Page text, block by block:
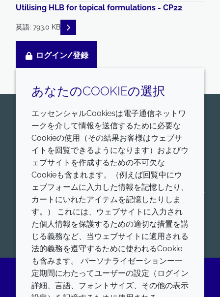
Utilising HLB for topical formulations - CP22
英語: 793.0 KB READ DESCRIPTIONS
ログイン/登録
お問い合わせはこちら
Croda Pharmaは、ヒトおよび動物に適用する、医薬
品賦形剤、ワクチンアジュバント、脂質送達システム
の世界的リーダーです。我々の薬物送達プラットフォ
ームの詳細をご覧ください。低分子送達、タンパク質
送達、核酸送達、アジュバントシステム、コンシュー
マーヘルスなど、ヒト用および動物用の各薬物送達プ
ラットフォームにおける製品を、幅広く提供していま
す。
開始
あなたのCOOKIEの選択
エッセンシャルCookiesは電子通信ネットワ
ークを介して情報を送信するために必要な
Cookieの使用（その結果お客様はウェブサ
イトを回覧できるようになります）およびウ
ェブサイトを作成するための不可欠な
Cookieも含まれます。（例えば回覧中にウ
ェブフォームに入力した情報を記憶したり、
カートにいれたアイテムを記憶したりしま
す。） これには、ウェブサイトに入力され
た個人情報を保護するための適切な措置を講
じる義務など、当ウェブサイトに適用される
法的義務を遵守するために使われるCookie
も含みます。 パーソナライゼーションー一
定期間にわたってユーザーの設定（ログイン
詳細、言語、フォントサイズ、その他の表示